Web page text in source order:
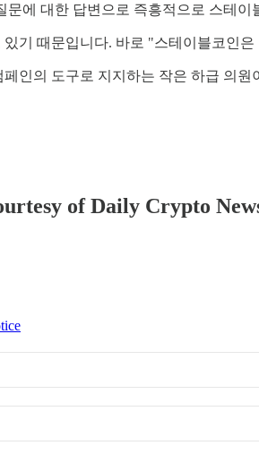
문에 대한 답변으로 즉흥적으로 스테
기 때문입니다. 바로 "스테이블코인
인의 도구로 지지하는 작은 하급 의
of Daily Crypto